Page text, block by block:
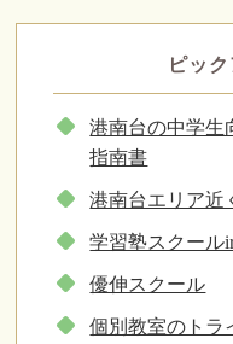
ピッ
港南台の中学生
指南書
港南台エリア近
学習塾スクール
優伸スクール
個別教室のトラ